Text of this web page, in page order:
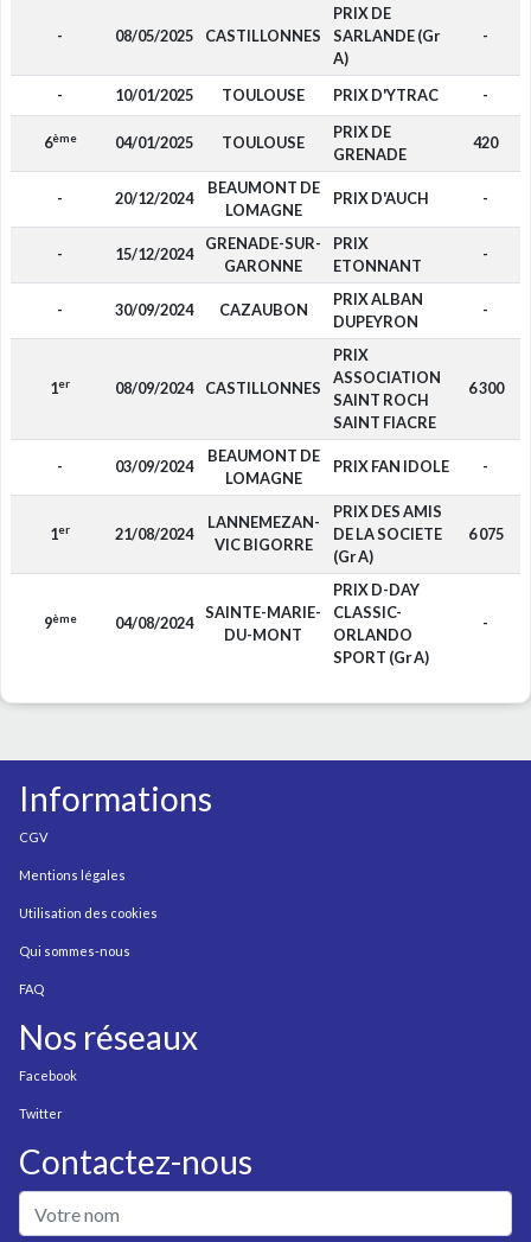
- 08/05/2025 CASTILLONNES
PRIX DE
SARLANDE (Gr
A)
-
- 10/01/2025 TOULOUSE PRIX D'YTRAC -
6ème 04/01/2025 TOULOUSE
PRIX DE
GRENADE
420
- 20/12/2024
BEAUMONT DE
LOMAGNE
PRIX D'AUCH -
- 15/12/2024
GRENADE-SUR-
GARONNE
PRIX
ETONNANT
-
- 30/09/2024 CAZAUBON
PRIX ALBAN
DUPEYRON
-
1er 08/09/2024 CASTILLONNES
PRIX
ASSOCIATION
SAINT ROCH
SAINT FIACRE
6 300
- 03/09/2024
BEAUMONT DE
LOMAGNE
PRIX FAN IDOLE -
1er 21/08/2024
LANNEMEZAN-
VIC BIGORRE
PRIX DES AMIS
DE LA SOCIETE
(Gr A)
6 075
9ème 04/08/2024
SAINTE-MARIE-
DU-MONT
PRIX D-DAY
CLASSIC-
ORLANDO
SPORT (Gr A)
-
Informations
CGV
Mentions légales
Utilisation des cookies
Qui sommes-nous
FAQ
Nos réseaux
Facebook
Twitter
Contactez-nous